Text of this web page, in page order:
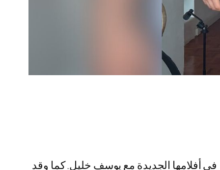
في أفلامها الجديدة مع يوسف خليل. كما وقد